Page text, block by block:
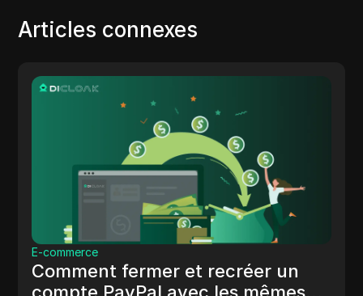
Articles connexes
E-commerce
Comment fermer et recréer un
compte PayPal avec les mêmes